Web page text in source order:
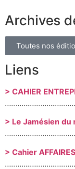
Archives
Toutes nos
Liens
> CAHIER
> Le Jamésien du
> Cahier